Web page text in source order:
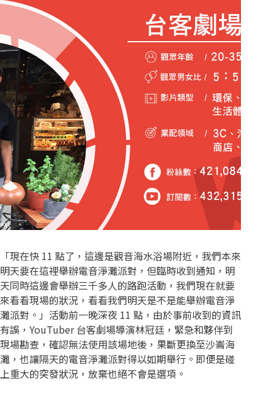
「現在快 11 點了，這邊是觀音海水浴場附近，我們本來
明天要在這裡舉辦電音淨灘派對，但臨時收到通知，明
天同時這邊會舉辦三千多人的路跑活動，我們現在就要
來看看現場的狀況，看看我們明天是不是能舉辦電音淨
灘派對。」活動前一晚深夜 11 點，由於事前收到的資訊
有誤，YouTuber 台客劇場導演林冠廷，緊急和夥伴到
現場勘查，確認無法使用該場地後，果斷更換至沙崙海
灘，也讓隔天的電音淨灘派對得以如期舉行。即便是碰
上重大的突發狀況，放棄也絕不會是選項。